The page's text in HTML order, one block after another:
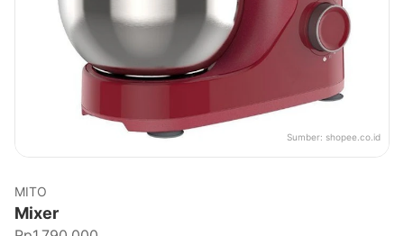
Sumber: shopee.co.id
MITO
Mixer